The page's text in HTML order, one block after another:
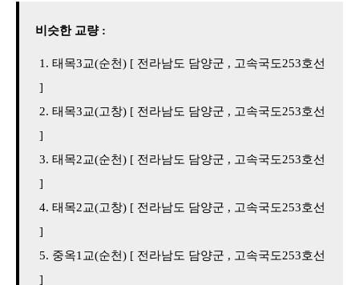
비슷한 교량 :
태목3교(순천) [ 전라남도 담양군 , 고속국도253호선
]
태목3교(고창) [ 전라남도 담양군 , 고속국도253호선
]
태목2교(순천) [ 전라남도 담양군 , 고속국도253호선
]
태목2교(고창) [ 전라남도 담양군 , 고속국도253호선
]
중옥1교(순천) [ 전라남도 담양군 , 고속국도253호선
]